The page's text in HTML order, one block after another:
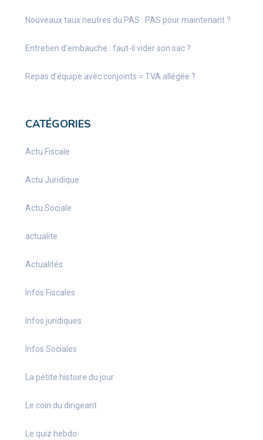
Nouveaux taux neutres du PAS : PAS pour maintenant ?
Entretien d’embauche : faut-il vider son sac ?
Repas d’équipe avec conjoints = TVA allégée ?
CATÉGORIES
Actu Fiscale
Actu Juridique
Actu Sociale
actualite
Actualités
Infos Fiscales
Infos juridiques
Infos Sociales
La petite histoire du jour
Le coin du dirigeant
Le quiz hebdo